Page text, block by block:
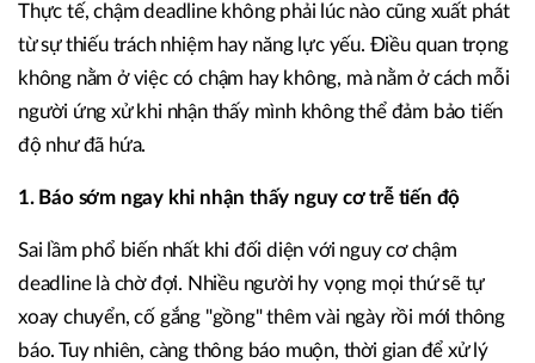
Thực tế, chậm deadline không phải lúc nào cũng xuất phát
từ sự thiếu trách nhiệm hay năng lực yếu. Điều quan trọng
không nằm ở việc có chậm hay không, mà nằm ở cách mỗi
người ứng xử khi nhận thấy mình không thể đảm bảo tiến
độ như đã hứa.
1. Báo sớm ngay khi nhận thấy nguy cơ trễ tiến độ
Sai lầm phổ biến nhất khi đối diện với nguy cơ chậm
deadline là chờ đợi. Nhiều người hy vọng mọi thứ sẽ tự
xoay chuyển, cố gắng "gồng" thêm vài ngày rồi mới thông
báo. Tuy nhiên, càng thông báo muộn, thời gian để xử lý